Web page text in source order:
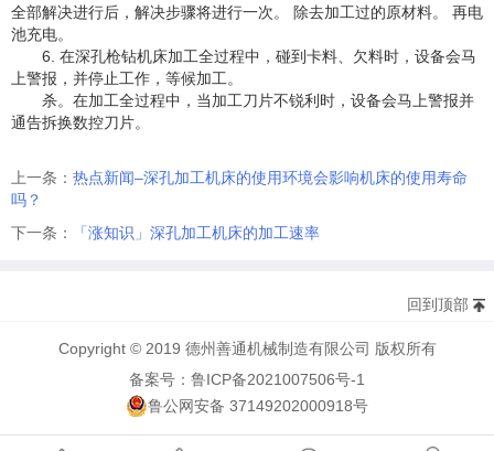
全部解决进行后，解决步骤将进行一次。 除去加工过的原材料。 再电
池充电。
6. 在深孔枪钻机床加工全过程中，碰到卡料、欠料时，设备会马
上警报，并停止工作，等候加工。
杀。在加工全过程中，当加工刀片不锐利时，设备会马上警报并
通告拆换数控刀片。
上一条： 热点新闻–深孔加工机床的使用环境会影响机床的使用寿命
吗？
下一条：
「涨知识」深孔加工机床的加工速率
回到顶部
Copyright © 2019 德州善通机械制造有限公司 版权所有
备案号：鲁ICP备2021007506号-1
鲁公网安备 37149202000918号